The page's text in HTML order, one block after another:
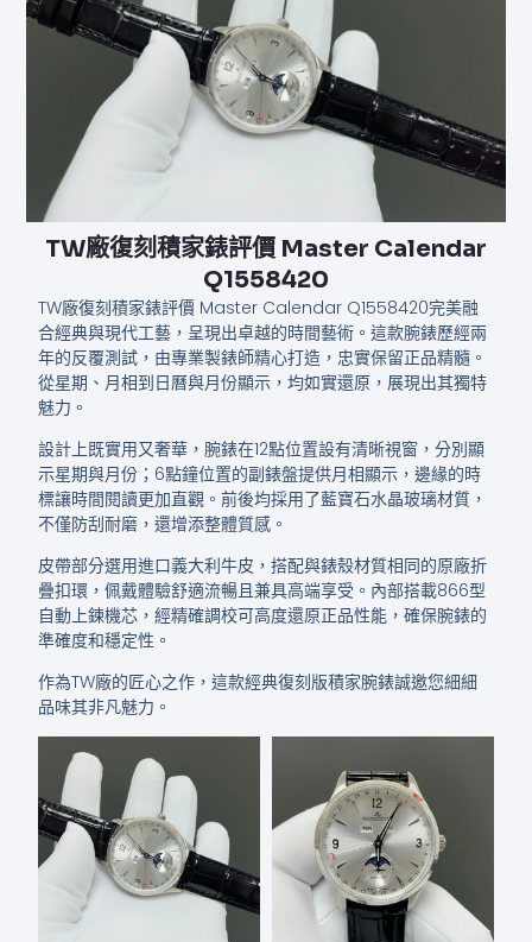
TW廠復刻積家錶評價 Master Calendar
Q1558420
TW廠復刻積家錶評價 Master Calendar Q1558420完美融
合經典與現代工藝，呈現出卓越的時間藝術。這款腕錶歷經兩
年的反覆測試，由專業製錶師精心打造，忠實保留正品精髓。
從星期、月相到日曆與月份顯示，均如實還原，展現出其獨特
魅力。
設計上既實用又奢華，腕錶在12點位置設有清晰視窗，分別顯
示星期與月份；6點鐘位置的副錶盤提供月相顯示，邊緣的時
標讓時間閱讀更加直觀。前後均採用了藍寶石水晶玻璃材質，
不僅防刮耐磨，還增添整體質感。
皮帶部分選用進口義大利牛皮，搭配與錶殼材質相同的原廠折
疊扣環，佩戴體驗舒適流暢且兼具高端享受。內部搭載866型
自動上鍊機芯，經精確調校可高度還原正品性能，確保腕錶的
準確度和穩定性。
作為TW廠的匠心之作，這款經典復刻版積家腕錶誠邀您細細
品味其非凡魅力。